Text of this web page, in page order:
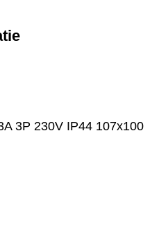
3P 230V IP44 107x100